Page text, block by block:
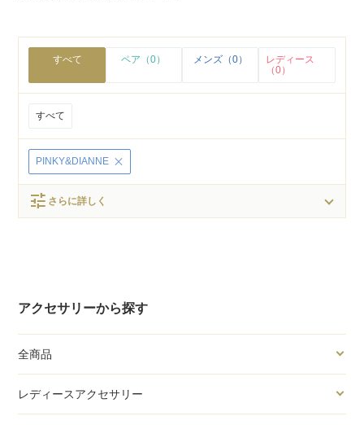
アクセサリーから探す
全商品
レディースアクセサリー
すべて ペア（0） メンズ（0）
レディース
（0）
すべて
PINKY&DIANNE
tune さらに詳しく